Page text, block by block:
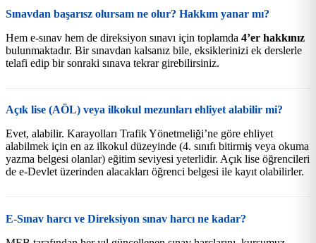
Sınavdan başarısz olursam ne olur? Hakkım yanar mı?
Hem e-sınav hem de direksiyon sınavı için toplamda 4’er hakkınız
bulunmaktadır. Bir sınavdan kalsanız bile, eksiklerinizi ek derslerle
telafi edip bir sonraki sınava tekrar girebilirsiniz.
Açık lise (AÖL) veya ilkokul mezunları ehliyet alabilir mi?
Evet, alabilir. Karayolları Trafik Yönetmeliği’ne göre ehliyet
alabilmek için en az ilkokul düzeyinde (4. sınıfı bitirmiş veya okuma
yazma belgesi olanlar) eğitim seviyesi yeterlidir. Açık lise öğrencileri
de e-Devlet üzerinden alacakları öğrenci belgesi ile kayıt olabilirler.
E-Sınav harcı ve Direksiyon sınav harcı ne kadar?